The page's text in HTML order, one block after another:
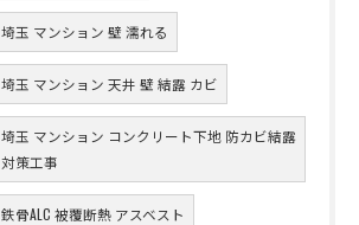
埼玉 マンション 壁 濡れる
埼玉 マンション 天井 壁 結露 カビ
埼玉 マンション コンクリート下地 防カビ結露
対策工事
鉄骨ALC 被覆断熱 アスベスト